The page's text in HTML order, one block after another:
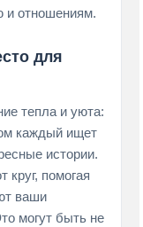
и отношениям.
для
тепла и уюта:
каждый ищет
истории.
круг, помогая
ваши
могут быть не